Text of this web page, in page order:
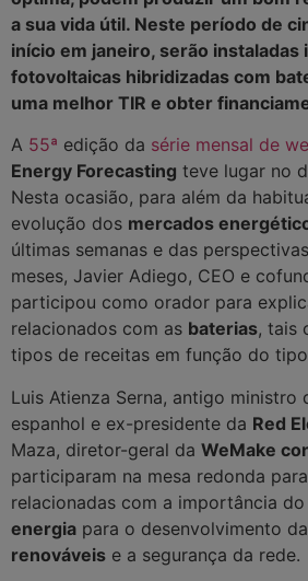
a sua vida útil. Neste período de
início em janeiro, serão instaladas
fotovoltaicas hibridizadas com
uma melhor TIR e obter
A 55ª edição da série mensal de
Energy Forecasting teve lugar no
Nesta ocasião, para além da
evolução dos mercados
últimas semanas e das
meses, Javier Adiego, CEO e
participou como orador para
relacionados com as baterias, tais
tipos de receitas em função do
Luis Atienza Serna, antigo ministro
espanhol e ex-presidente da Red
Maza, diretor-geral da WeMake
participaram na mesa redonda
relacionadas com a importância do
energia para o desenvolvimento
renováveis e a segurança da rede.